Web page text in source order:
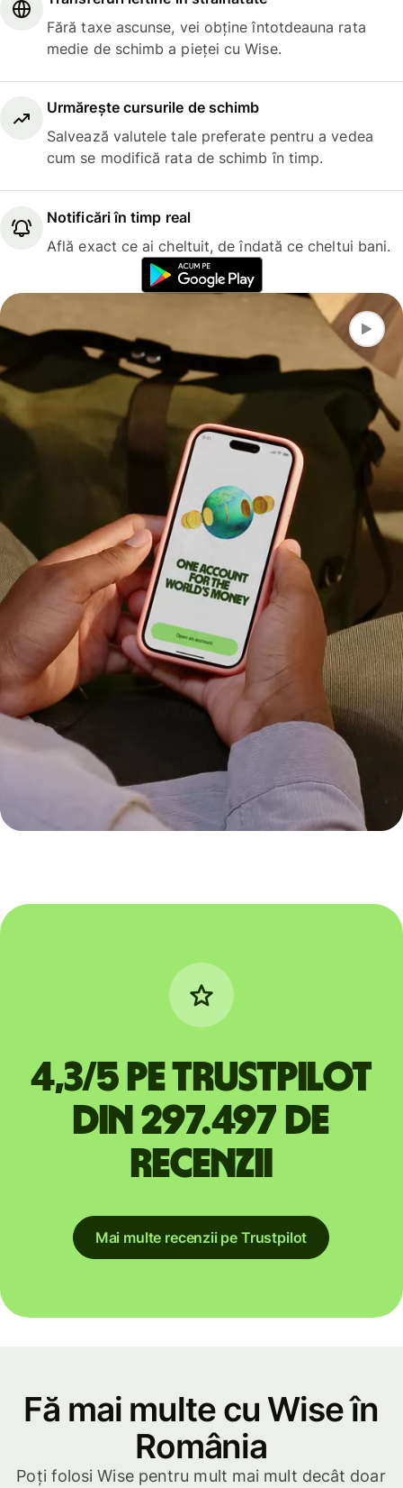
Fără taxe ascunse, vei obține întotdeauna rata
medie de schimb a pieței cu Wise.
Urmărește cursurile de schimb
Salvează valutele tale preferate pentru a vedea
cum se modifică rata de schimb în timp.
Notificări în timp real
Află exact ce ai cheltuit, de îndată ce cheltui bani.
4,3/5 pe Trustpilot
din 297.497 de
recenzii
Mai multe recenzii pe Trustpilot
Fă mai multe cu Wise în
România
Poți folosi Wise pentru mult mai mult decât doar